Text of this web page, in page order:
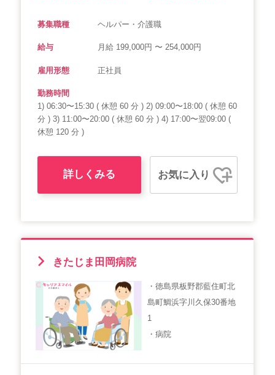
募集職種 ヘルパー・介護職
給与 月給 199,000円 〜 254,000円
雇用形態 正社員
勤務時間
1) 06:30〜15:30 ( 休憩 60 分 ) 2) 09:00〜18:00 ( 休憩 60
分 ) 3) 11:00〜20:00 ( 休憩 60 分 ) 4) 17:00〜翌09:00 (
休憩 120 分 )
詳しくみる お気に入り
きたじま田岡病院
・徳島県板野郡藍住町北
島町鯛浜字川久保30番地
1
・病院